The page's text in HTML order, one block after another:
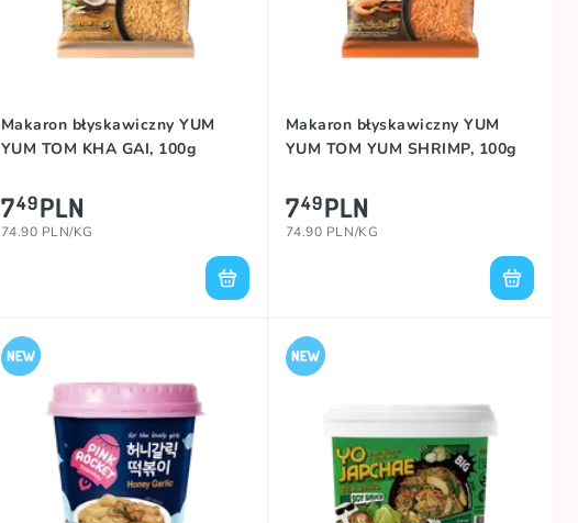
Makaron błyskawiczny YUM
YUM TOM KHA GAI, 100g
749PLN
74.90 PLN/KG
Makaron błyskawiczny YUM
YUM TOM YUM SHRIMP, 100g
749PLN
74.90 PLN/KG